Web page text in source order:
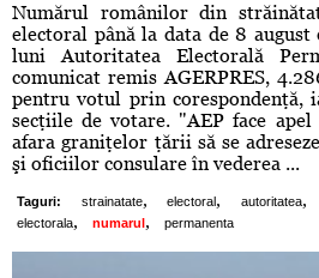
Numărul românilor din
electoral până la data de 8 august
luni Autoritatea Electorală
comunicat remis AGERPRES,
pentru votul prin corespondenţă,
secţiile de votare. "AEP face
afara graniţelor ţării să se
şi oficiilor consulare în vederea ...
Taguri: strainatate, electoral , autoritatea,
electorala, numarul , permanenta